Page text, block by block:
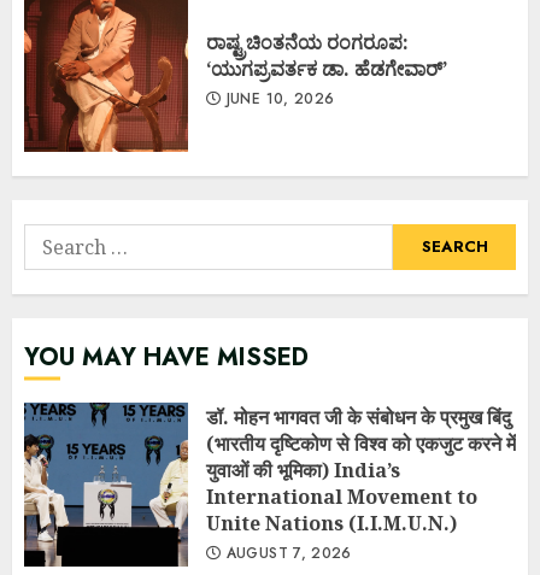
ರಾಷ್ಟ್ರಚಿಂತನೆಯ ರಂಗರೂಪ:
‘ಯುಗಪ್ರವರ್ತಕ ಡಾ. ಹೆಡಗೇವಾರ್’
JUNE 10, 2026
Search
for:
YOU MAY HAVE MISSED
डॉ. मोहन भागवत जी के संबोधन के प्रमुख बिंदु
(भारतीय दृष्टिकोण से विश्व को एकजुट करने में
युवाओं की भूमिका) India’s
International Movement to
Unite Nations (I.I.M.U.N.)
AUGUST 7, 2026